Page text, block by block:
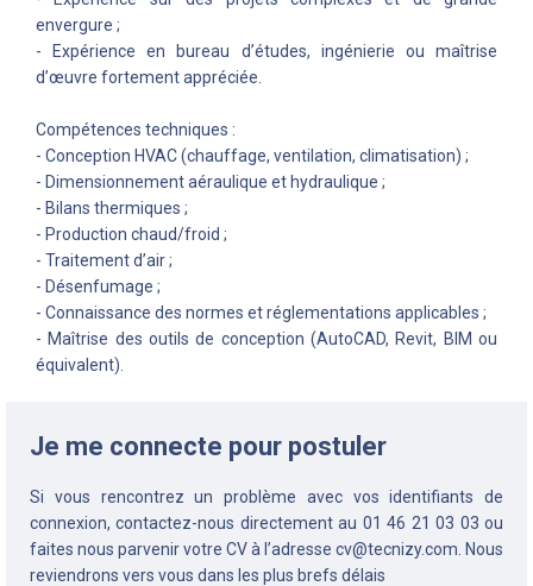
envergure ;
- Expérience en bureau d’études, ingénierie ou maîtrise
d’œuvre fortement appréciée.
Compétences techniques :
- Conception HVAC (chauffage, ventilation, climatisation) ;
- Dimensionnement aéraulique et hydraulique ;
- Bilans thermiques ;
- Production chaud/froid ;
- Traitement d’air ;
- Désenfumage ;
- Connaissance des normes et réglementations applicables ;
- Maîtrise des outils de conception (AutoCAD, Revit, BIM ou
équivalent).
Je me connecte pour postuler
Si vous rencontrez un problème avec vos identifiants de
connexion, contactez-nous directement au 01 46 21 03 03 ou
faites nous parvenir votre CV à l’adresse cv@tecnizy.com . Nous
reviendrons vers vous dans les plus brefs délais